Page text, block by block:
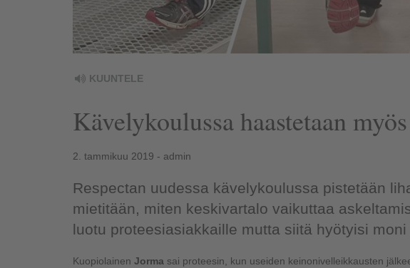
KUUNTELE
Kävelykoulussa haastetaan
2. tammikuu 2019 - admin
Respectan uudessa kävelykoulussa pistetään
mietitään, miten keskivartalo vaikuttaa
luotu proteesiasiakkaille mutta siitä hyötyisi moni
Kuopiolainen Jorma sai proteesin, kun useiden keinonivelleikkausten